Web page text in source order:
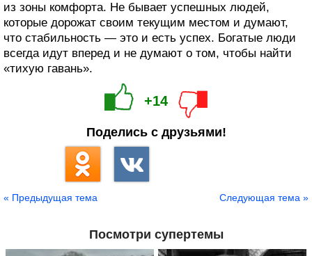
из зоны комфорта. Не бывает успешных людей,
которые дорожат своим текущим местом и думают,
что стабильность — это и есть успех. Богатые люди
всегда идут вперед и не думают о том, чтобы найти
«тихую гавань».
+14
Поделись с друзьями!
« Предыдущая тема Следующая тема »
Посмотри супертемы